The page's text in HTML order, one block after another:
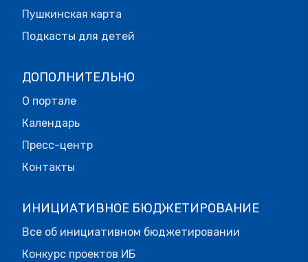
Пушкинская карта
Подкасты для детей
ДОПОЛНИТЕЛЬНО
О портале
Календарь
Пресс-центр
Контакты
ИНИЦИАТИВНОЕ БЮДЖЕТИРОВАНИЕ
Все об инициативном бюджетировании
Конкурс проектов ИБ